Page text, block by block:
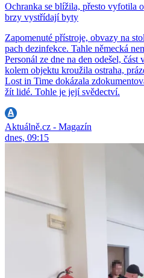
Ochranka se blížila, přesto vyfotila
brzy vystřídají byty
Zapomenuté přístroje, obvazy na
pach dezinfekce. Tahle německá
Personál ze dne na den odešel, část
kolem objektu kroužila ostraha,
Lost in Time dokázala
žít lidé. Tohle je její svědectví.
Aktuálně.cz - Magazín
dnes, 09:15